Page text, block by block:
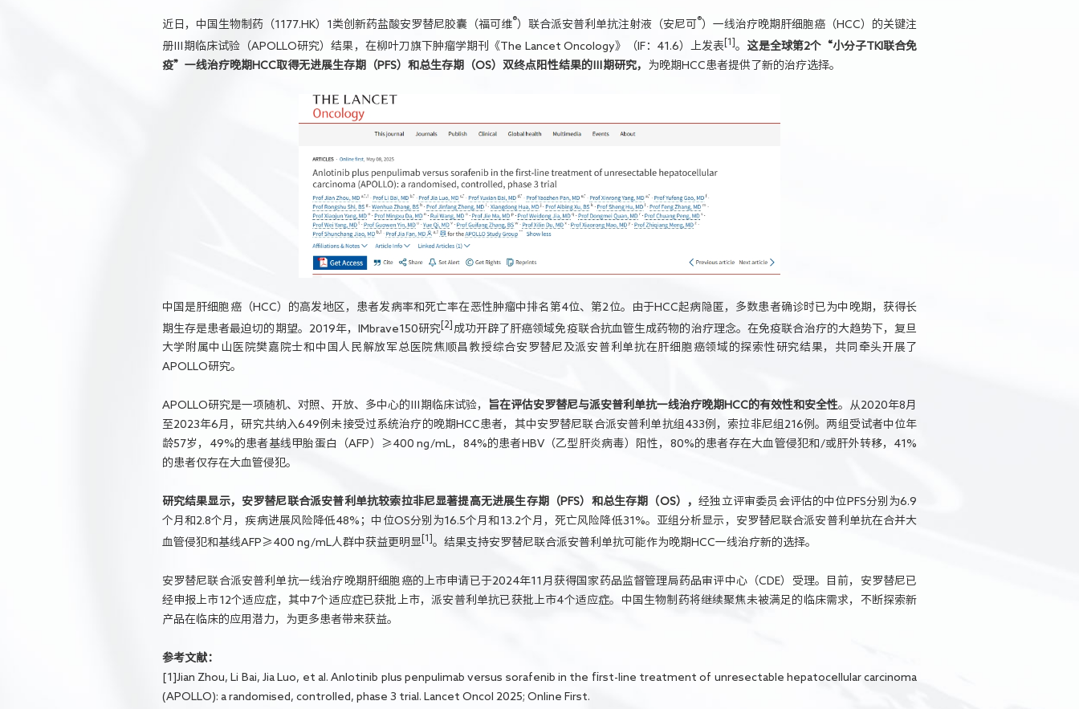
近日，中国生物制药（1177.HK）1类创新药盐酸安罗替尼胶囊（福可维®）联合派安普利单抗注射液（安尼可 ®）一线治疗晚期肝细胞癌（HCC）的关键注
册Ⅲ期临床试验（APOLLO研究）结果，在柳叶刀旗下肿瘤学期刊《The Lancet Oncology》（IF：41.6）上发表[1] 。 这是全球第2个“小分子TKI联合免
疫”一线治疗晚期HCC取得无进展生存期（PFS）和总生存期（OS）双终点阳性结果的Ⅲ期研究，
为晚期HCC患者提供了新的治疗选择。
中国是肝细胞癌（HCC）的高发地区，患者发病率和死亡率在恶性肿瘤中排名第4位、第2位。由于HCC起病隐匿，多数患者确诊时已为中晚期，获得长
期生存是患者最迫切的期望。2019年，IMbrave150研究 [2] 成功开辟了肝癌领域免疫联合抗血管生成药物的治疗理念。在免疫联合治疗的大趋势下，复旦
大学附属中山医院樊嘉院士和中国人民解放军总医院焦顺昌教授综合安罗替尼及派安普利单抗在肝细胞癌领域的探索性研究结果，共同牵头开展了
APOLLO研究。
APOLLO研究是一项随机、对照、开放、多中心的Ⅲ期临床试验， 旨在评估安罗替尼与派安普利单抗一线治疗晚期HCC的有效性和安全性。从2020年8月
至2023年6月，研究共纳入649例未接受过系统治疗的晚期HCC患者，其中安罗替尼联合派安普利单抗组433例，索拉非尼组216例。两组受试者中位年
龄57岁，49%的患者基线甲胎蛋白（AFP）≥400 ng/mL，84%的患者HBV（乙型肝炎病毒）阳性，80%的患者存在大血管侵犯和/或肝外转移，41%
的患者仅存在大血管侵犯。
研究结果显示，安罗替尼联合派安普利单抗较索拉非尼显著提高无进展生存期（PFS）和总生存期（OS），经独立评审委员会评估的中位PFS分别为6.9
个月和2.8个月，疾病进展风险降低48%；中位OS分别为16.5个月和13.2个月，死亡风险降低31%。亚组分析显示，安罗替尼联合派安普利单抗在合并大
血管侵犯和基线AFP≥400 ng/mL人群中获益更明显 [1]。结果支持安罗替尼联合派安普利单抗可能作为晚期HCC一线治疗新的选择。
安罗替尼联合派安普利单抗一线治疗晚期肝细胞癌的上市申请已于2024年11月获得国家药品监督管理局药品审评中心（CDE）受理。目前，安罗替尼已
经申报上市12个适应症，其中7个适应症已获批上市，派安普利单抗已获批上市4个适应症。中国生物制药将继续聚焦未被满足的临床需求，不断探索新
产品在临床的应用潜力，为更多患者带来获益。
参考文献：
[1]Jian Zhou, Li Bai, Jia Luo, et al. Anlotinib plus penpulimab versus sorafenib in the first-line treatment of unresectable hepatocellular carcinoma
(APOLLO): a randomised, controlled, phase 3 trial. Lancet Oncol 2025; Online First.